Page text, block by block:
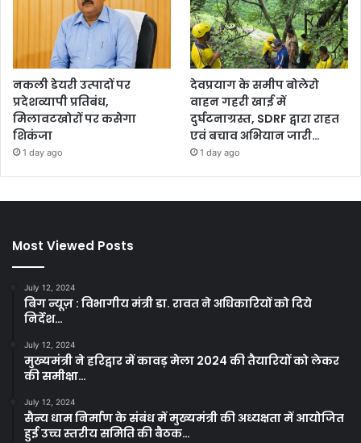
नकली डेयरी उत्पादों पर
प्रदेशव्यापी प्रतिबंध,
मिलावटखोरों पर कसेगा
शिकंजा
1 day ago
देवप्रयाग के समीप बोलेरो
वाहन गहरी खाई में
दुर्घटनाग्रस्त, SDRF द्वारा राहत
एवं बचाव अभियान जारी…
1 day ago
Most Viewed Posts
July 12, 2024
बिग न्यूज़ : विभागीय मंत्री डा. रावत ने अधिकारियों को दिये
निर्देश…
July 12, 2024
मुख्यमंत्री ने हरिद्वार में कावड़ मेला 2024 की तैयारियों को लेकर
की समीक्षा…
July 12, 2024
सैन्य धाम निर्माण के संबंध में मुख्यमंत्री की अध्यक्षता में आयोजित
हुई उच्च स्तरीय समिति की बैठक…